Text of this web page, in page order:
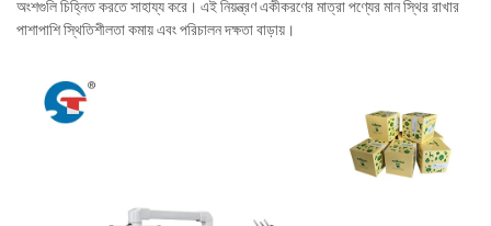
অংশগুলি চিহ্নিত করতে সাহায্য করে। এই নিয়ন্ত্রণ একীকরণের মাত্রা পণ্যের মান স্থির রাখার
পাশাপাশি স্থিতিশীলতা কমায় এবং পরিচালন দক্ষতা বাড়ায়।